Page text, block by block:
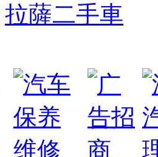
拉薩二手車